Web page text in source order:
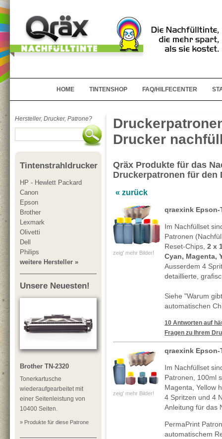
HOME TINTENSHOP FAQ/HILFECENTER
Hersteller, Drucker, Patrone?
Tintenstrahldrucker
HP - Hewlett Packard
Canon
Epson
Brother
Lexmark
Olivetti
Dell
Philips
weitere Hersteller »
Unsere Neuesten!
Brother TN-2320
Tonerkartusche
wiederaufgearbeitet mit
einer Seitenleistung von
10400 Seiten.
» Produkte für diese Patrone
Drucker
Qräx Produkte für das
Druckerpatronen für den
« zurück
zeig' mehr Bilder!
qraexink Epson-
Im Nachfüllset
Patronen
Reset-Chips, 2 x
Cyan, Magenta,
Ausserdem 4
detaillierte,
Siehe "Warum
automatischen
10 Antworten auf
Fragen zu Ihrem
zeig' mehr Bilder!
qraexink Epson-
Im Nachfüllset
Patronen, 100ml
Magenta, Yellow
4 Spritzen und 4
Anleitung für das
PermaPrint
automatischem